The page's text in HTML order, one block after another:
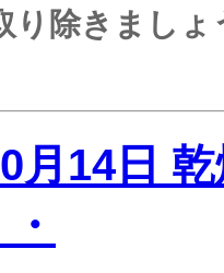
り除きまし
月14日